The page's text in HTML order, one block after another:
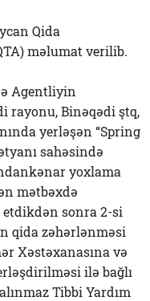
Qida
məlumat verilib.
Agentliyin
rayonu, Binəqədi ştq,
yerləşən “Spring
sahəsində
yoxlama
mətbəxdə
etdikdən sonra 2-si
qida zəhərlənməsi
Xəstəxanasına və
ilə bağlı
Tibbi Yardım